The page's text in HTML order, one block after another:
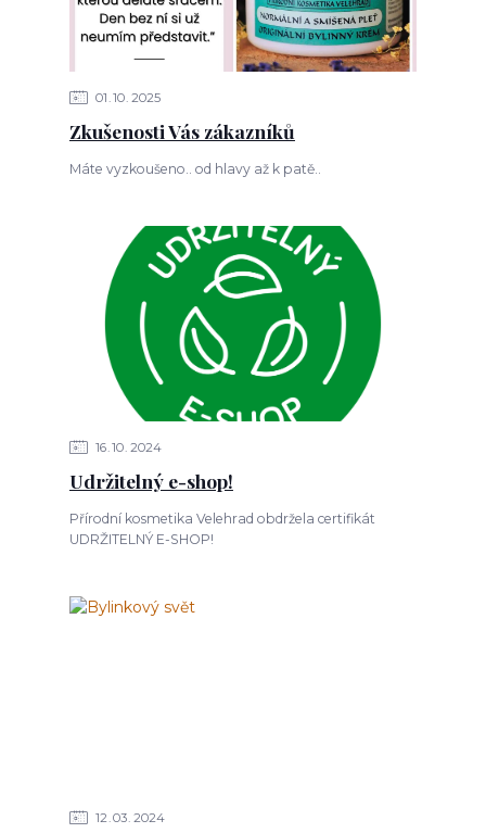
01 10 2025
Zkušenosti Vás zákazníků
Máte vyzkoušeno.. od hlavy až k patě..
16 10 2024
Udržitelný e-shop!
Přírodní kosmetika Velehrad obdržela certifikát
UDRŽITELNÝ E-SHOP!
12 03 2024